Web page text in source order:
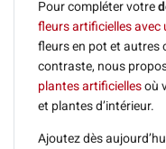
Pour compléter votre
fleurs artificielles avec
fleurs en pot et autres
contraste, nous
plantes artificiellesoù
et plantes d’intérieur.
Ajoutez dès